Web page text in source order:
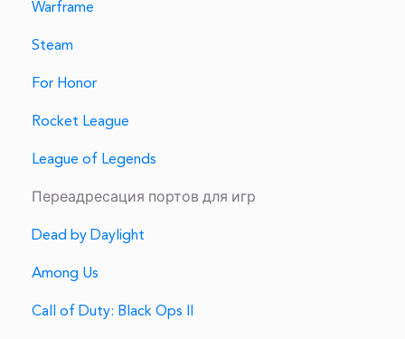
Warframe
Steam
For Honor
Rocket League
League of Legends
Переадресация портов для игр
Dead by Daylight
Among Us
Call of Duty: Black Ops II